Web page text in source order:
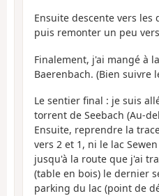
Ensuite descente vers les
puis remonter un peu
Finalement, j'ai mangé à
Baerenbach. (Bien suivre
Le sentier final : je suis
torrent de Seebach (Au-
Ensuite, reprendre la
vers 2 et 1, ni le lac
jusqu'à la route que j'ai
(table en bois) le dernier
parking du lac (point de